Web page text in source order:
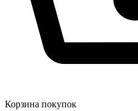
Корзина покупок